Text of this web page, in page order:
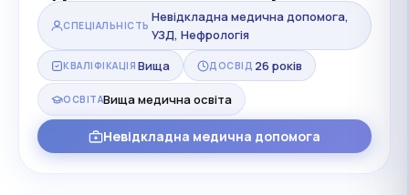
СПЕЦІАЛЬНІСТЬ
Невідкладна медична допомога,
УЗД, Нефрологія
КВАЛІФІКАЦІЯ Вища ДОСВІД 26 років
ОСВІТАВища медична освіта
Невідкладна медична допомога